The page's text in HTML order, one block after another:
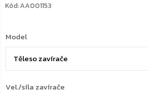
Kód:AA001153
Model
Vel./síla zavírače